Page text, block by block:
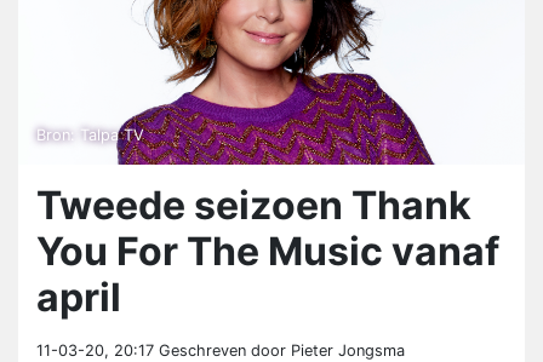
Bron: Talpa TV
Tweede seizoen Thank
You For The Music vanaf
april
11-03-20, 20:17 Geschreven door Pieter Jongsma